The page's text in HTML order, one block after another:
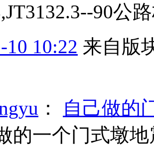
90公
10 10:22 来自版
：
自己做的
的一个门式墩